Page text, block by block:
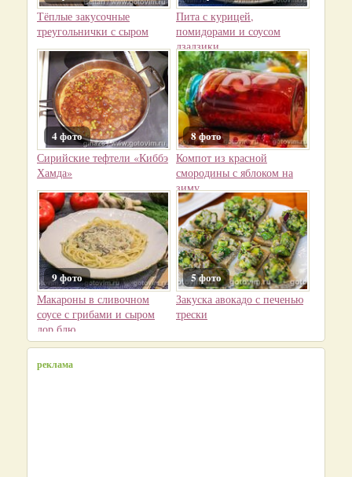
Тёплые закусочные
треугольнички с сыром
Пита с курицей,
помидорами и соусом
дзадзики
4 фото
Сирийские тефтели «Киббэ
Хамда»
8 фото
Компот из красной
смородины с яблоком на
зиму
9 фото
Макароны в сливочном
соусе с грибами и сыром
дор блю
5 фото
Закуска авокадо с печенью
трески
реклама